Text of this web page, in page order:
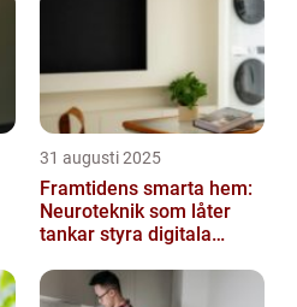
31 augusti 2025
Framtidens smarta hem:
Neuroteknik som låter
tankar styra digitala